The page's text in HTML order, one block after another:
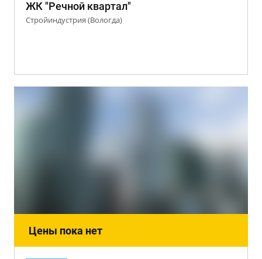
ЖК "Речной квартал"
Стройиндустрия (Вологда)
Цены пока нет